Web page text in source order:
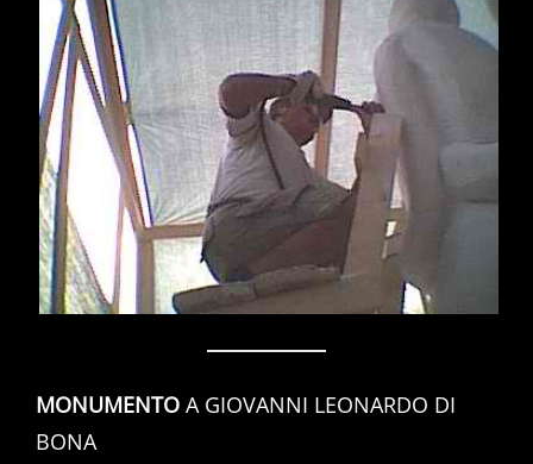
MONUMENTO A GIOVANNI LEONARDO DI
BONA